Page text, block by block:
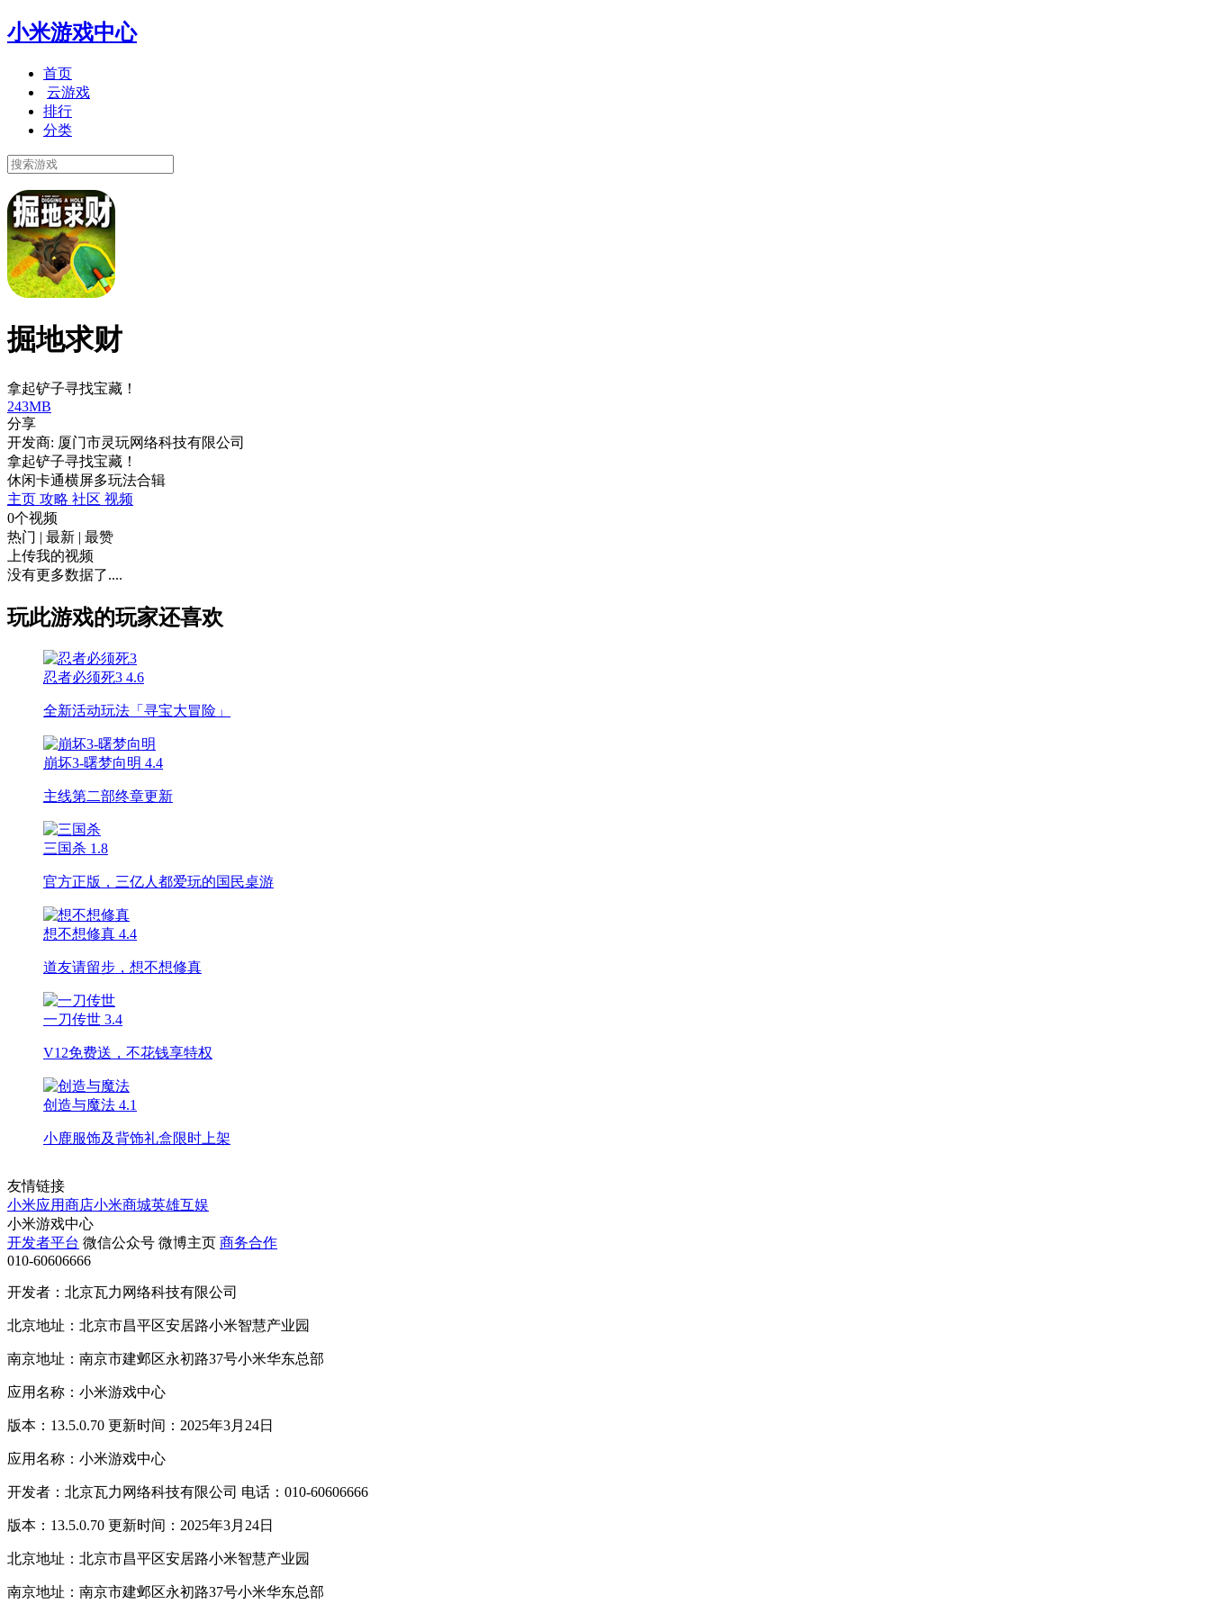
小米游戏中心
首页
云游戏
排行
分类
掘地求财
拿起铲子寻找宝藏！
243MB
分享
开发商: 厦门市灵玩网络科技有限公司
拿起铲子寻找宝藏！
休闲卡通横屏多玩法合辑
主页 攻略 社区 视频
0个视频
热门 | 最新 | 最赞
上传我的视频
没有更多数据了....
玩此游戏的玩家还喜欢
忍者必须死3 4.6
全新活动玩法「寻宝大冒险」
崩坏3-曙梦向明 4.4
主线第二部终章更新
三国杀 1.8
官方正版，三亿人都爱玩的国民桌游
想不想修真 4.4
道友请留步，想不想修真
一刀传世 3.4
V12免费送，不花钱享特权
创造与魔法 4.1
小鹿服饰及背饰礼盒限时上架
友情链接
小米应用商店小米商城英雄互娱
小米游戏中心
开发者平台 微信公众号 微博主页 商务合作
010-60606666
开发者：北京瓦力网络科技有限公司
北京地址：北京市昌平区安居路小米智慧产业园
南京地址：南京市建邺区永初路37号小米华东总部
应用名称：小米游戏中心
版本：13.5.0.70 更新时间：2025年3月24日
应用名称：小米游戏中心
开发者：北京瓦力网络科技有限公司 电话：010-60606666
版本：13.5.0.70 更新时间：2025年3月24日
北京地址：北京市昌平区安居路小米智慧产业园
南京地址：南京市建邺区永初路37号小米华东总部